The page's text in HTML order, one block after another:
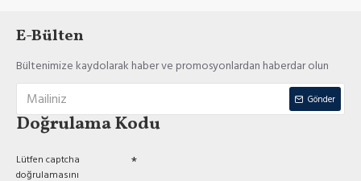
E-Bülten
Bültenimize kaydolarak haber ve promosyonlardan haberdar olun
Gönder
Doğrulama Kodu
Lütfen captcha
doğrulamasını